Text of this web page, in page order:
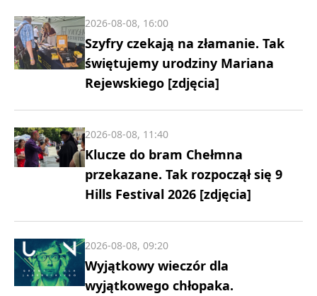
Szyfry czekają na złamanie. Tak
świętujemy urodziny Mariana
Rejewskiego [zdjęcia]
2026-08-08, 16:00
Klucze do bram Chełmna
przekazane. Tak rozpoczął się 9
Hills Festival 2026 [zdjęcia]
2026-08-08, 11:40
Wyjątkowy wieczór dla
wyjątkowego chłopaka.
2026-08-08, 09:20